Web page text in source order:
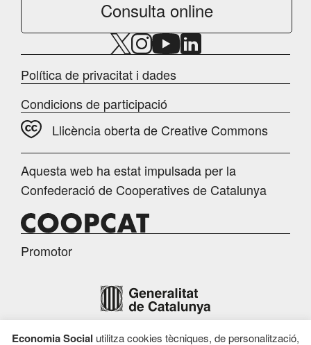
Consulta online
Política de privacitat i dades
Condicions de participació
Llicència oberta de Creative Commons
Aquesta web ha estat impulsada per la
Confederació de Cooperatives de Catalunya
Promotor
Economia Social utilitza cookies tècniques, de personalització,